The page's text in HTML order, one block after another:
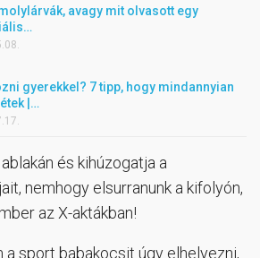
avagy mit olvasott egy
gyerekkel? 7 tipp, hogy mindannyian
|…
és kihúzogatja a
nemhogy elsurranunk a kifolyón,
az X-aktákban!
a sport babakocsit úgy elhelyezni,